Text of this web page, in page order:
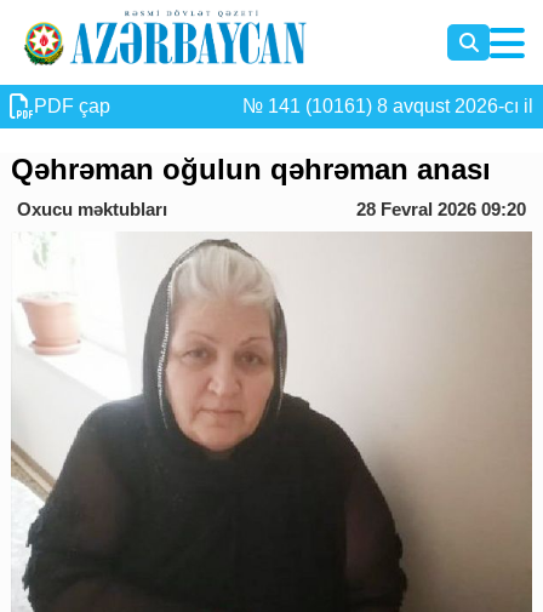
PDF çap № 141 (10161) 8 avqust 2026-cı il
Qəhrəman oğulun qəhrəman anası
Oxucu məktubları 28 Fevral 2026 09:20